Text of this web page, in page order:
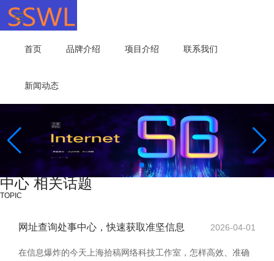
首页 品牌介绍 项目介绍 联系我们
新闻动态
中心 相关话题
TOPIC
网址查询处事中心，快速获取准坚信息 2026-04-01
在信息爆炸的今天上海拾稿网络科技工作室，怎样高效、准确